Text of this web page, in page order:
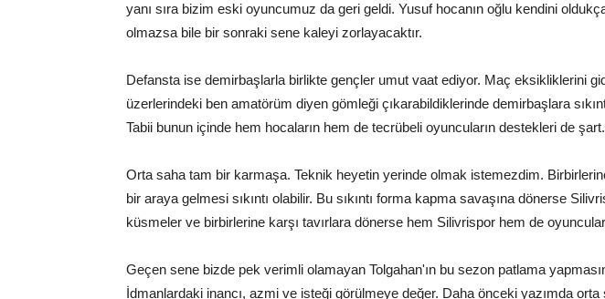
yanı sıra bizim eski oyuncumuz da geri geldi. Yusuf hocanın oğlu kendini
olmazsa bile bir sonraki sene kaleyi zorlayacaktır.
Defansta ise demirbaşlarla birlikte gençler umut vaat ediyor. Maç eksikliklerini
üzerlerindeki ben amatörüm diyen gömleği çıkarabildiklerinde demirbaşlara
Tabii bunun içinde hem hocaların hem de tecrübeli oyuncuların destekleri de şart.
Orta saha tam bir karmaşa. Teknik heyetin yerinde olmak istemezdim.
bir araya gelmesi sıkıntı olabilir. Bu sıkıntı forma kapma savaşına dönerse
küsmeler ve birbirlerine karşı tavırlara dönerse hem Silivrispor hem de
Geçen sene bizde pek verimli olamayan Tolgahan'ın bu sezon patlama
İdmanlardaki inancı, azmi ve isteği görülmeye değer. Daha önceki yazımda